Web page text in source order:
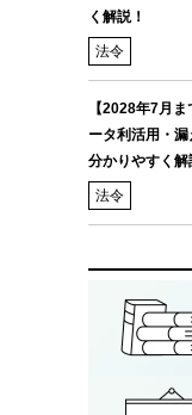
く解説！
法令
【2028年7月
ータ利活用・
分かりやすく解
法令